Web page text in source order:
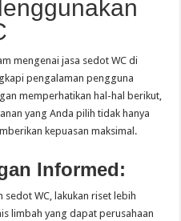
mengenai jasa sedot WC di
pengalaman pengguna
memperhatikan hal-hal berikut,
yang Anda pilih tidak hanya
kepuasan maksimal.
Informed:
WC, lakukan riset lebih
limbah yang dapat perusahaan